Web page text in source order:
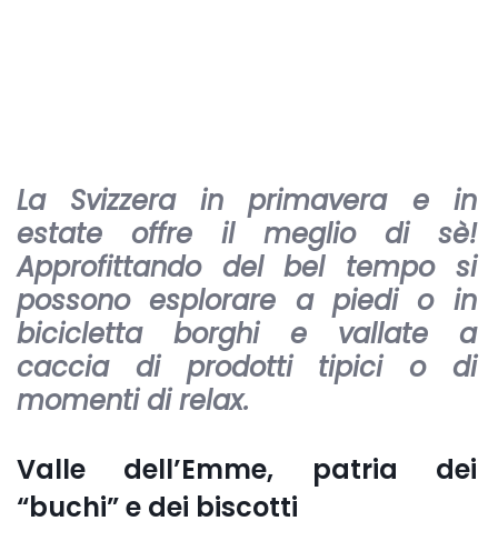
La Svizzera in primavera e in
estate offre il meglio di sè!
Approfittando del bel tempo si
possono esplorare a piedi o in
bicicletta borghi e vallate a
caccia di prodotti tipici o di
momenti di relax.
Valle dellʼEmme, patria dei
“buchi” e dei biscotti